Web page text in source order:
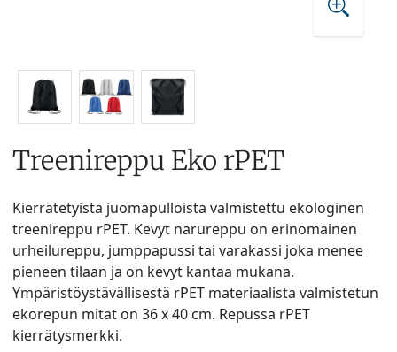
Treenireppu Eko rPET
Kierrätetyistä juomapulloista valmistettu ekologinen
treenireppu rPET. Kevyt narureppu on erinomainen
urheilureppu, jumppapussi tai varakassi joka menee
pieneen tilaan ja on kevyt kantaa mukana.
Ympäristöystävällisestä rPET materiaalista valmistetun
ekorepun mitat on 36 x 40 cm. Repussa rPET
kierrätysmerkki.